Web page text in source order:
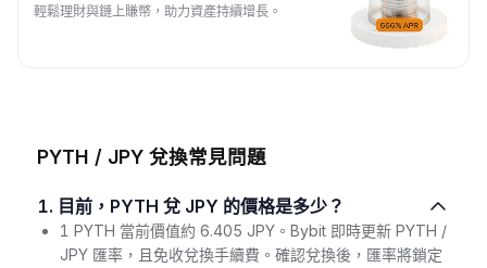
輕鬆理財與鏈上賺幣，助力資產持續增長。
PYTH / JPY 兌換常見問題
1. 目前，PYTH 兌 JPY 的價格是多少？
1 PYTH 當前價值約 6.405 JPY。Bybit 即時更新 PYTH /
JPY 匯率，且免收兌換手續費。確認兌換後，匯率將鎖定